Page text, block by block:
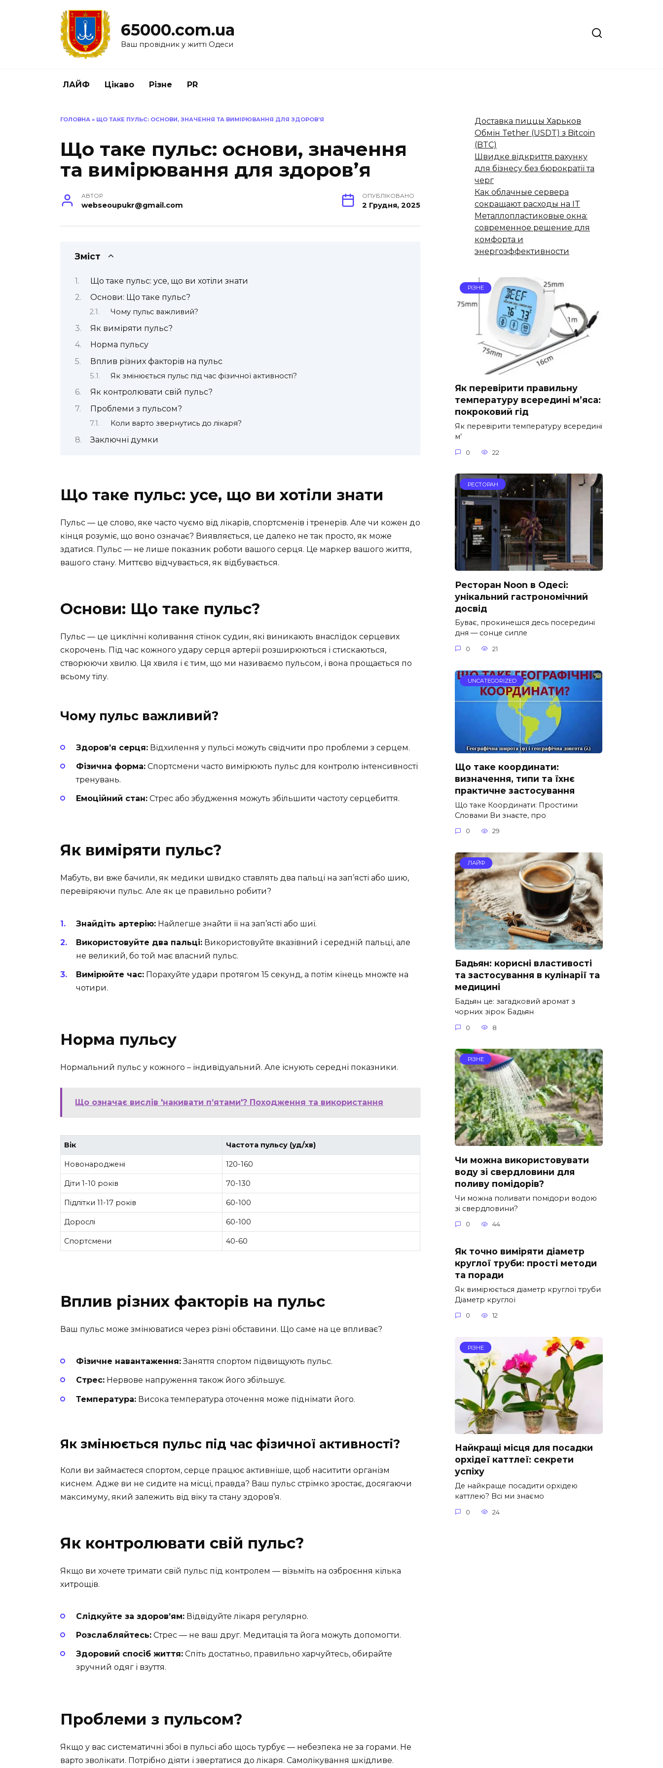
65000.com.ua
Ваш провідник у житті Одеси
ЛАЙФ Цікаво Різне PR
ГОЛОВНА » ЩО ТАКЕ ПУЛЬС: ОСНОВИ, ЗНАЧЕННЯ ТА ВИМІРЮВАННЯ ДЛЯ ЗДОРОВ’Я
Що таке пульс: основи, значення
та вимірювання для здоров’я
АВТОР
webseoupukr@gmail.com
ОПУБЛІКОВАНО
2 Грудня, 2025
Зміст
Що таке пульс: усе, що ви хотіли знати
Основи: Що таке пульс?
Чому пульс важливий?
Як виміряти пульс?
Норма пульсу
Вплив різних факторів на пульс
Як змінюється пульс під час фізичної активності?
Як контролювати свій пульс?
Проблеми з пульсом?
Коли варто звернутись до лікаря?
Заключні думки
Що таке пульс: усе, що ви хотіли знати
Пульс — це слово, яке часто чуємо від лікарів, спортсменів і тренерів. Але чи кожен до
кінця розуміє, що воно означає? Виявляється, це далеко не так просто, як може
здатися. Пульс — не лише показник роботи вашого серця. Це маркер вашого життя,
вашого стану. Миттєво відчувається, як відбувається.
Основи: Що таке пульс?
Пульс — це циклічні коливання стінок судин, які виникають внаслідок серцевих
скорочень. Під час кожного удару серця артерії розширюються і стискаються,
створюючи хвилю. Ця хвиля і є тим, що ми називаємо пульсом, і вона прощається по
всьому тілу.
Чому пульс важливий?
Здоров’я серця: Відхилення у пульсі можуть свідчити про проблеми з серцем.
Фізична форма: Спортсмени часто вимірюють пульс для контролю інтенсивності
тренувань.
Емоційний стан: Стрес або збудження можуть збільшити частоту серцебиття.
Як виміряти пульс?
Мабуть, ви вже бачили, як медики швидко ставлять два пальці на зап’ясті або шию,
перевіряючи пульс. Але як це правильно робити?
Знайдіть артерію: Найлегше знайти її на зап’ясті або шиї.
Використовуйте два пальці: Використовуйте вказівний і середній пальці, але
не великий, бо той має власний пульс.
Вимірюйте час: Порахуйте удари протягом 15 секунд, а потім кінець множте на
чотири.
Норма пульсу
Нормальний пульс у кожного – індивідуальний. Але існують середні показники.
Що означає вислів 'накивати п’ятами'? Походження та використання
Вік Частота пульсу (уд/хв)
Новонароджені 120-160
Діти 1-10 років 70-130
Підлітки 11-17 років 60-100
Дорослі 60-100
Спортсмени 40-60
Вплив різних факторів на пульс
Ваш пульс може змінюватися через різні обставини. Що саме на це впливає?
Фізичне навантаження:Заняття спортом підвищують пульс.
Стрес: Нервове напруження також його збільшує.
Температура: Висока температура оточення може піднімати його.
Як змінюється пульс під час фізичної активності?
Коли ви займаєтеся спортом, серце працює активніше, щоб наситити організм
киснем. Адже ви не сидите на місці, правда? Ваш пульс стрімко зростає, досягаючи
максимуму, який залежить від віку та стану здоров’я.
Як контролювати свій пульс?
Якщо ви хочете тримати свій пульс під контролем — візьміть на озброєння кілька
хитрощів.
Слідкуйте за здоров’ям: Відвідуйте лікаря регулярно.
Розслабляйтесь: Стрес — не ваш друг. Медитація та йога можуть допомогти.
Здоровий спосіб життя: Спіть достатньо, правильно харчуйтесь, обирайте
зручний одяг і взуття.
Проблеми з пульсом?
Якщо у вас систематичні збої в пульсі або щось турбує — небезпека не за горами. Не
варто зволікати. Потрібно діяти і звертатися до лікаря. Самолікування шкідливе.
Доставка пиццы Харьков
Обмін Tether (USDT) з Bitcoin
(BTC)
Швидке відкриття рахунку
для бізнесу без бюрократії та
черг
Как облачные сервера
сокращают расходы на IT
Металлопластиковые окна:
современное решение для
комфорта и
энергоэффективности
РІЗНЕ
Як перевірити правильну
температуру всередині м’яса:
покроковий гід
Як перевірити температуру всередині
м’
0 22
РЕСТОРАН
Ресторан Noon в Одесі:
унікальний гастрономічний
досвід
Буває, прокинешся десь посередині
дня — сонце сипле
0 21
UNCATEGORIZED
Що таке координати:
визначення, типи та їхнє
практичне застосування
Що таке Координати: Простими
Словами Ви знаєте, про
0 29
ЛАЙФ
Бадьян: корисні властивості
та застосування в кулінарії та
медицині
Бадьян це: загадковий аромат з
чорних зірок Бадьян
0 8
РІЗНЕ
Чи можна використовувати
воду зі свердловини для
поливу помідорів?
Чи можна поливати помідори водою
зі свердловини?
0 44
Як точно виміряти діаметр
круглої труби: прості методи
та поради
Як вимірюється діаметр круглої труби
Діаметр круглої
0 12
РІЗНЕ
Найкращі місця для посадки
орхідеї каттлеї: секрети
успіху
Де найкраще посадити орхідею
каттлею? Всі ми знаємо
0 24